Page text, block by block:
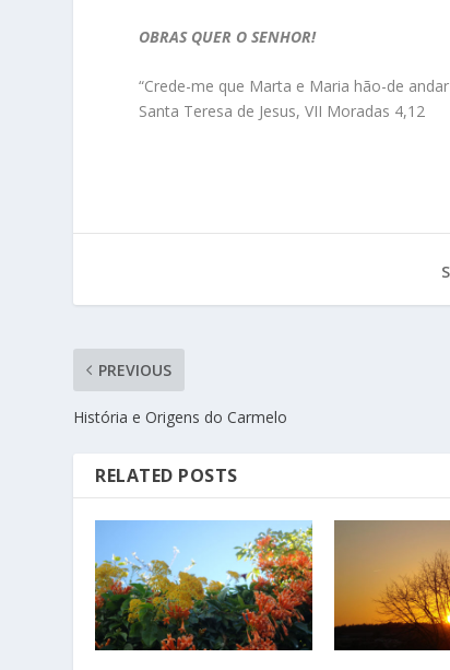
OBRAS QUER O SENHOR!
“Crede-me que Marta e Maria hão-de
Santa Teresa de Jesus, VII Moradas 4,12
PREVIOUS
História e Origens do Carmelo
RELATED POSTS